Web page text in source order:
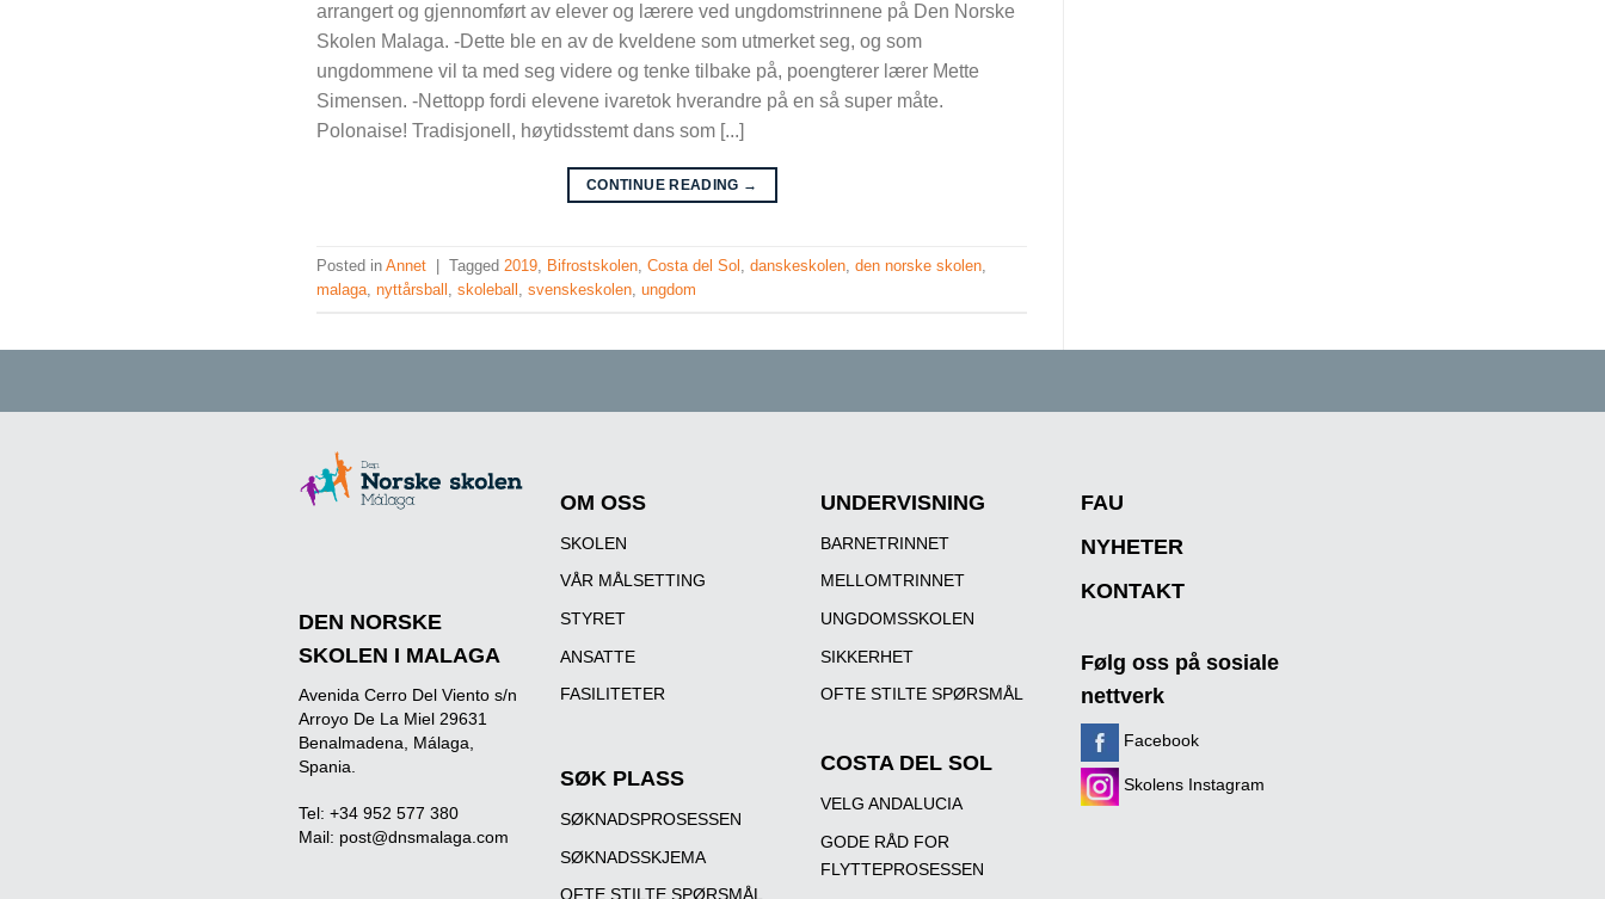
arrangert og gjennomført av elever og lærere ved ungdomstrinnene på Den Norske
Skolen Malaga. -Dette ble en av de kveldene som utmerket seg, og som
ungdommene vil ta med seg videre og tenke tilbake på, poengterer lærer Mette
Simensen. -Nettopp fordi elevene ivaretok hverandre på en så super måte.
Polonaise! Tradisjonell, høytidsstemt dans som [...]
CONTINUE READING →
Posted inAnnet Tagged2019, Bifrostskolen,Costa del Sol ,danskeskolen,den norske skolen,
malaga,nyttårsball ,skoleball ,svenskeskolen,ungdom
DEN NORSKE
SKOLEN I MALAGA
Avenida Cerro Del Viento s/n
Arroyo De La Miel 29631
Benalmadena, Málaga,
Spania.
Tel: +34 952 577 380
Mail: post@dnsmalaga.com
OM OSS
SKOLEN
VÅR MÅLSETTING
STYRET
ANSATTE
FASILITETER
SØK PLASS
SØKNADSPROSESSEN
SØKNADSSKJEMA
OFTE STILTE SPØRSMÅL
UNDERVISNING
BARNETRINNET
MELLOMTRINNET
UNGDOMSSKOLEN
SIKKERHET
OFTE STILTE SPØRSMÅL
COSTA DEL SOL
VELG ANDALUCIA
GODE RÅD FOR
FLYTTEPROSESSEN
FAU
NYHETER
KONTAKT
Følg oss på sosiale
nettverk
Facebook
Skolens Instagram